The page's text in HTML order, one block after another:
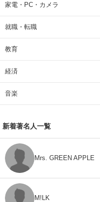
家電・PC・カメラ
就職・転職
教育
経済
音楽
新着著名人一覧
Mrs. GREEN APPLE
M!LK